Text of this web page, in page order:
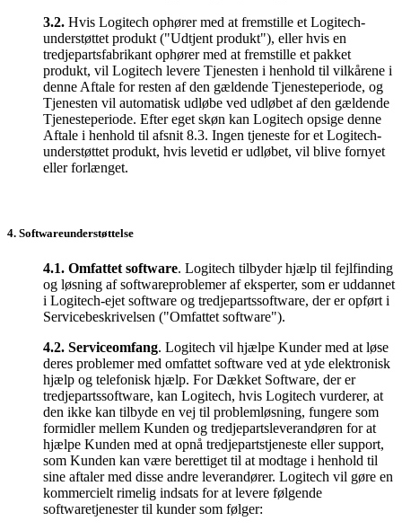
3.2. Hvis Logitech ophører med at fremstille et Logitech-
understøttet produkt ("Udtjent produkt"), eller hvis en
tredjepartsfabrikant ophører med at fremstille et pakket
produkt, vil Logitech levere Tjenesten i henhold til vilkårene i
denne Aftale for resten af den gældende Tjenesteperiode, og
Tjenesten vil automatisk udløbe ved udløbet af den gældende
Tjenesteperiode. Efter eget skøn kan Logitech opsige denne
Aftale i henhold til afsnit 8.3. Ingen tjeneste for et Logitech-
understøttet produkt, hvis levetid er udløbet, vil blive fornyet
eller forlænget.
4. Softwareunderstøttelse
4.1. Omfattet software. Logitech tilbyder hjælp til fejlfinding
og løsning af softwareproblemer af eksperter, som er uddannet
i Logitech-ejet software og tredjepartssoftware, der er opført i
Servicebeskrivelsen ("Omfattet software").
4.2. Serviceomfang. Logitech vil hjælpe Kunder med at løse
deres problemer med omfattet software ved at yde elektronisk
hjælp og telefonisk hjælp. For Dækket Software, der er
tredjepartssoftware, kan Logitech, hvis Logitech vurderer, at
den ikke kan tilbyde en vej til problemløsning, fungere som
formidler mellem Kunden og tredjepartsleverandøren for at
hjælpe Kunden med at opnå tredjepartstjeneste eller support,
som Kunden kan være berettiget til at modtage i henhold til
sine aftaler med disse andre leverandører. Logitech vil gøre en
kommercielt rimelig indsats for at levere følgende
softwaretjenester til kunder som følger: